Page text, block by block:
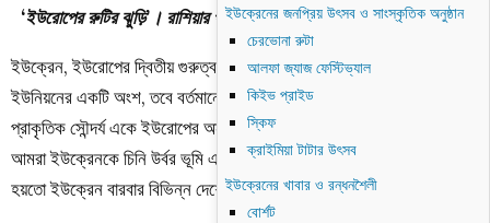
‘ইউরোপের রুটির ঝুড়ি’। রাশিয়ার পর ইউরোপের বৃহত্তম দেশ হচ্ছে ইউক্রেন।
ইউক্রেন, ইউরোপের দ্বিতীয় গুরুত্বপূর্ণ দেশ। একসময় এটি ছিল সোভিয়েত
ইউনিয়নের একটি অংশ, তবে বর্তমানে এটি একটি স্বাধীন ইউরোপীয় দেশ। দেশটির
প্রাকৃতিক সৌন্দর্য একে ইউরোপের অন্যতম সুন্দর দেশের মর্যাদায় উন্নীত করেছে।
আমরা ইউক্রেনকে চিনি উর্বর ভূমি এবং প্রাকৃতিক সৌন্দর্যের কারণে। আর তাই
হয়তো ইউক্রেন বারবার বিভিন্ন দেশের আক্রমণের শিকার হয়েছে।
ইউক্রেনের জনপ্রিয় উৎসব ও সাংস্কৃতিক অনুষ্ঠান
চেরভোনা রুটা
আলফা জ্যাজ ফেস্টিভ্যাল
কিইভ প্রাইড
স্কিফ
ক্রাইমিয়া টাটার উৎসব
ইউক্রেনের খাবার ও রন্ধনশৈলী
বোর্শট